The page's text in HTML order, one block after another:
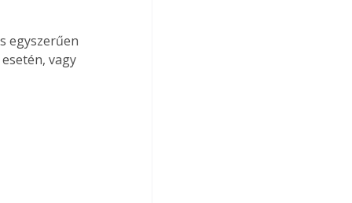
egyszerűen
vagy